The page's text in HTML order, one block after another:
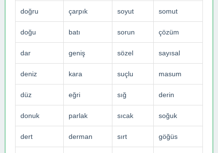
doğru çarpık soyut somut
doğu batı sorun çözüm
dar geniş sözel sayısal
deniz kara suçlu masum
düz eğri sığ derin
donuk parlak sıcak soğuk
dert derman sırt göğüs